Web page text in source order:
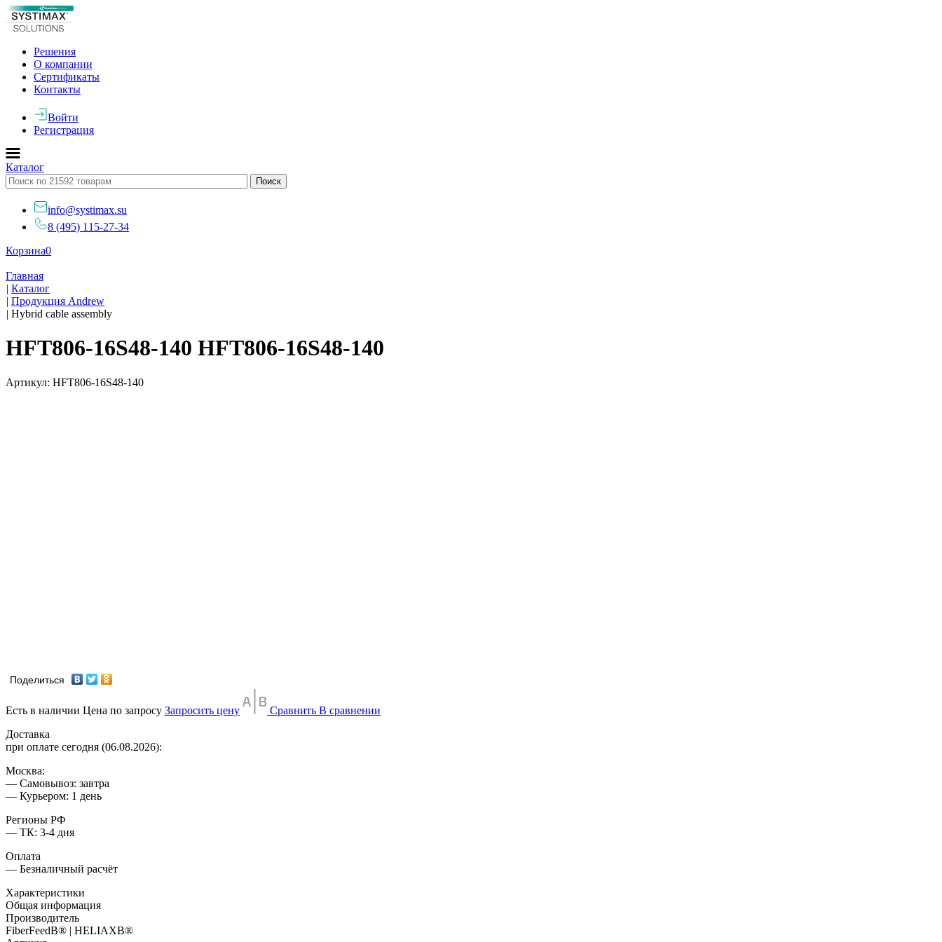
Решения
О компании
Сертификаты
Контакты
Войти
Регистрация
Каталог
info@systimax.su
8 (495) 115-27-34
Корзина0
Главная
| Каталог
| Продукция Andrew
| Hybrid cable assembly
HFT806-16S48-140 HFT806-16S48-140
Артикул: HFT806-16S48-140
Поделиться
Есть в наличии Цена по запросу Запросить цену Сравнить В сравнении
Доставка
при оплате сегодня (06.08.2026):
Москва:
— Самовывоз: завтра
— Курьером: 1 день
Регионы РФ
— ТК: 3-4 дня
Оплата
— Безналичный расчёт
Характеристики
Общая информация
Производитель
FiberFeedВ® | HELIAXВ®